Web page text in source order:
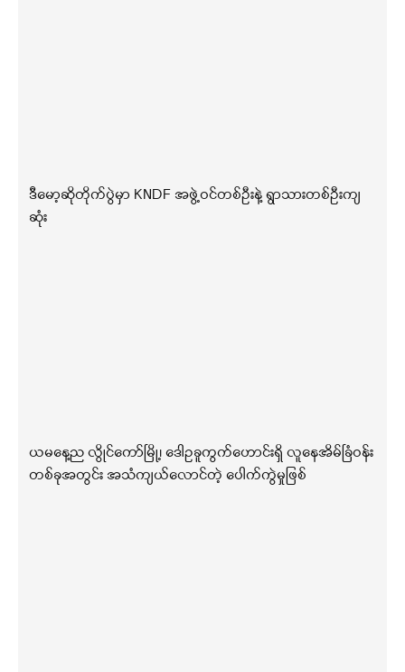
ဒီမော့ဆိုတိုက်ပွဲမှာ KNDF အဖွဲ့ဝင်တစ်ဦးနဲ့ ရွာသားတစ်ဦးကျ
ဆုံး
ယမနေ့ည လွိုင်ကော်မြို့၊ ဒေါဥခူကွက်ဟောင်းရှိ လူနေအိမ်ခြံဝန်း
တစ်ခုအတွင်း အသံကျယ်လောင်တဲ့ ပေါက်ကွဲမှုဖြစ်